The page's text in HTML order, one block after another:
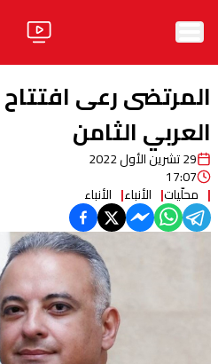
آراء
فيديو
مواقف
المرتضى رعى
العربي الثامن
29 تشرين الأول 2022
17:07
محلّيات الأنباء الأنباء